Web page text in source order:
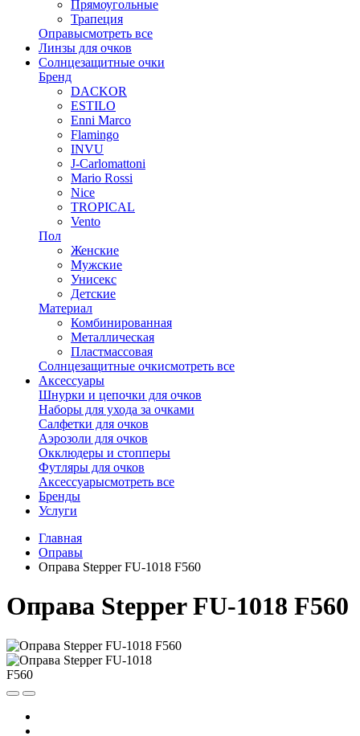
Прямоугольные
Трапеция
Оправысмотреть все
Линзы для очков
Солнцезащитные очки
Бренд
DACKOR
ESTILO
Enni Marco
Flamingo
INVU
J-Carlomattoni
Mario Rossi
Nice
TROPICAL
Vento
Пол
Женские
Мужские
Унисекс
Детские
Материал
Комбинированная
Металлическая
Пластмассовая
Солнцезащитные очкисмотреть все
Аксессуары
Шнурки и цепочки для очков
Наборы для ухода за очками
Салфетки для очков
Аэрозоли для очков
Окклюдеры и стопперы
Футляры для очков
Аксессуарысмотреть все
Бренды
Услуги
Главная
Оправы
Оправа Stepper FU-1018 F560
Оправа Stepper FU-1018 F560